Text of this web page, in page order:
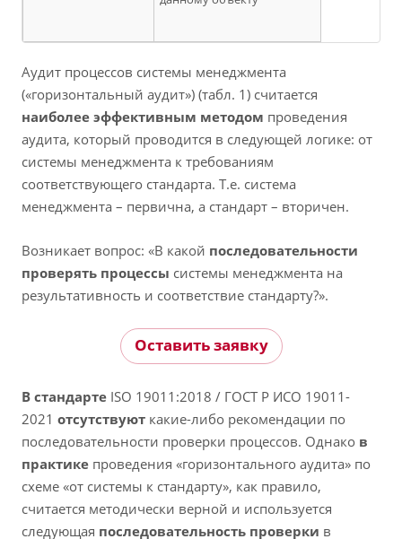
Аудит процессов системы менеджмента
(«горизонтальный аудит») (табл. 1) считается
наиболее эффективным методом проведения
аудита, который проводится в следующей логике: от
системы менеджмента к требованиям
соответствующего стандарта. Т.е. система
менеджмента – первична, а стандарт – вторичен.
Возникает вопрос: «В какой последовательности
проверять процессы системы менеджмента на
результативность и соответствие стандарту?».
Оставить заявку
В стандарте ISO 19011:2018 / ГОСТ Р ИСО 19011-
2021 отсутствуют какие-либо рекомендации по
последовательности проверки процессов. Однако в
практике проведения «горизонтального аудита» по
схеме «от системы к стандарту», как правило,
считается методически верной и используется
следующая последовательность проверки в